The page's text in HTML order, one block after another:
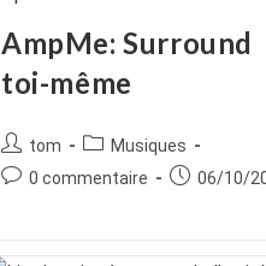
AmpMe: Surround
toi-même
Auteur/autrice
de
tom
Post
category:
Musiques
Commentaires
0 commentaire
Publication
06/10/